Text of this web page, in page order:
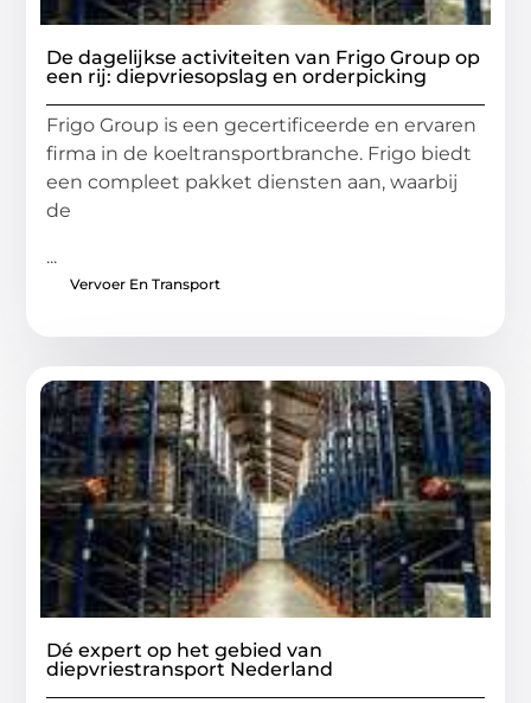
De dagelijkse activiteiten van Frigo Group op
een rij: diepvriesopslag en orderpicking
Frigo Group is een gecertificeerde en ervaren
firma in de koeltransportbranche. Frigo biedt
een compleet pakket diensten aan, waarbij
de
...
Vervoer En Transport
Dé expert op het gebied van
diepvriestransport Nederland